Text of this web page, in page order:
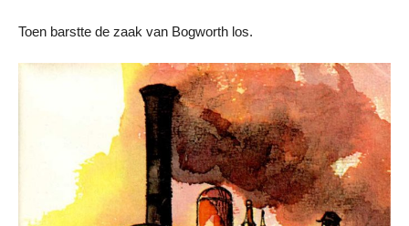
Toen barstte de zaak van Bogworth los.